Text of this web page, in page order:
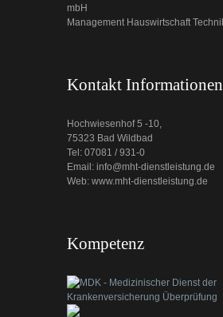
mbH
Management Hauswirtschaft
Kontakt Informationen
Hochwiesenhof 5 -10,
75323 Bad Wildbad
Tel: 07081 / 931-0
Email: info@mht-dienstleistung.de
Web: www.mht-dienstleistung.de
Kompetenz